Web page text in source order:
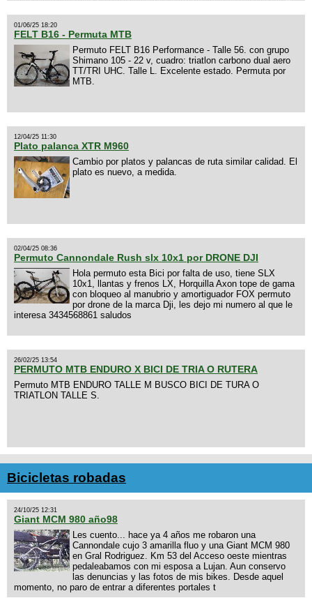
01/06/25 18:20
FELT B16 - Permuta MTB
Permuto FELT B16 Performance - Talle 56. con grupo
Shimano 105 - 22 v, cuadro: triatlon carbono dual aero
TT/TRI UHC. Talle L. Excelente estado. Permuta por
MTB.
12/04/25 11:30
Plato palanca XTR M960
Cambio por platos y palancas de ruta similar calidad. El
plato es nuevo, a medida.
02/04/25 08:36
Permuto Cannondale Rush slx 10x1 por DRONE DJI
Hola permuto esta Bici por falta de uso, tiene SLX
10x1, llantas y frenos LX, Horquilla Axon tope de gama
con bloqueo al manubrio y amortiguador FOX permuto
por drone de la marca Dji, les dejo mi numero al que le
interesa 3434568861 saludos
26/02/25 13:54
PERMUTO MTB ENDURO X BICI DE TRIA O RUTERA
Permuto MTB ENDURO TALLE M BUSCO BICI DE TURA O
TRIATLON TALLE S.
Bicicletas robadas
24/10/25 12:31
Giant MCM 980 año98
Les cuento... hace ya 4 años me robaron una
Cannondale cujo 3 amarilla fluo y una Giant MCM 980
en Gral Rodriguez. Km 53 del Acceso oeste mientras
pedaleabamos con mi esposa a Lujan. Aun conservo
las denuncias y las fotos de mis bikes. Desde aquel
momento, no paro de entrar a diferentes portales t